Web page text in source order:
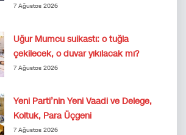
7 Ağustos 2026
Uğur Mumcu suikastı: o tuğla
çekilecek, o duvar yıkılacak mı?
7 Ağustos 2026
Yeni Parti’nin Yeni Vaadi ve Delege,
Koltuk, Para Üçgeni
7 Ağustos 2026